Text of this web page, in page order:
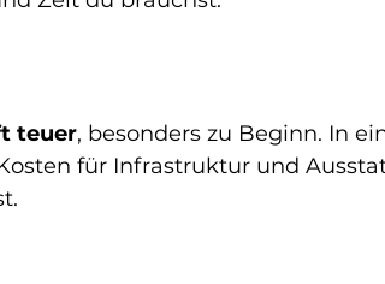
teuer, besonders zu Beginn. In
für Infrastruktur und